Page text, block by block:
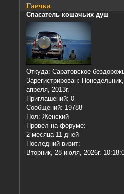
Гаечка
Спасатель кошачьих душ
Откуда: Саратовское
Зарегистрирован: Понедельник,
апреля, 2013г.
Приглашений: 0
Сообщений: 19788
Пол: Женский
Провел на форуме:
2 месяца 11 дней
Последний визит:
Вторник, 28 июля, 2026г.